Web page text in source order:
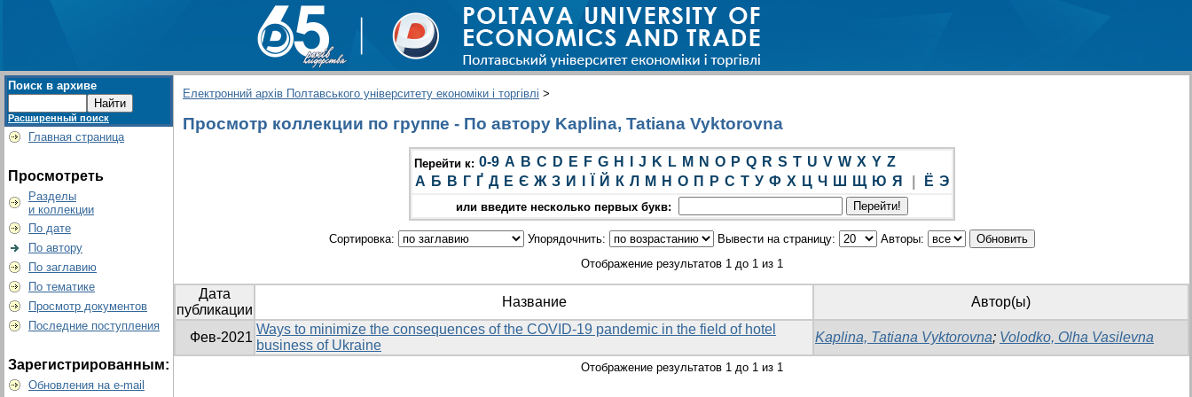
Поиск в архиве
Расширенный поиск
Главная страница
Просмотреть
Разделы
и коллекции
По дате
По автору
По заглавию
По тематике
Просмотр документов
Последние поступления
Зарегистрированным:
Обновления на e-mail
Електронний архів Полтавського університету економіки і торгівлі >
Просмотр коллекции по группе - По автору Kaplina, Tatiana Vyktorovna
Перейти к: 0-9 A B C D E F G H J K L M N O P Q R S T U V W X Y Z
А Б В Г Ґ Д Е Є Ж З И Й К Л М Н О П Р С Т У Ф Х Ц Ч Ш Щ Ю Я Ё Э
или введите несколько первых букв:
Сортировка: Упорядочнить: Вывести на страницу:
Авторы:
Отображение результатов 1 до 1 из 1
Дата
публикации
Название Автор(ы)
Фев-2021
Ways to minimize the consequences of the COVID-19 pandemic in the field of hotel
business of Ukraine
Kaplina, Tatiana Vyktorovna; Volodko, Olha Vasilevna
Отображение результатов 1 до 1 из 1